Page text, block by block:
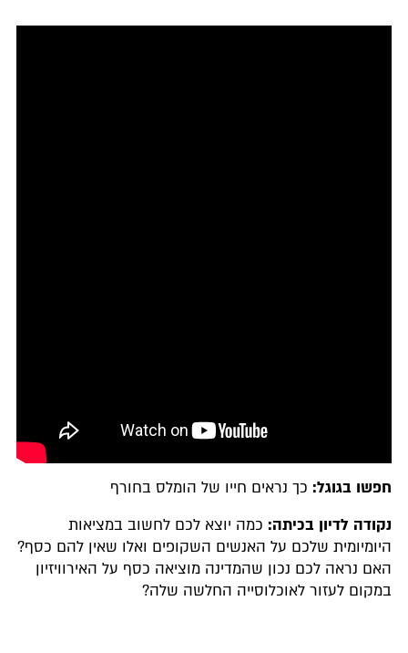
חפשו בגוגל: כך נראים חייו של הומלס בחורף
נקודה לדיון בכיתה: כמה יוצא לכם לחשוב במציאות
היומיומית שלכם על האנשים השקופים ואלו שאין להם כסף?
האם נראה לכם נכון שהמדינה מוציאה כסף על האירוויזיון
במקום לעזור לאוכלוסייה החלשה שלה?